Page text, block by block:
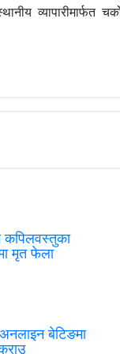
व्यापारीमार्फत
कपिलवस्तुका
मृत फेला
अनलाइन बेटिङमा